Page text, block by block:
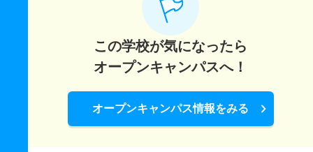
この学校が気になったら
オープンキャンパスへ！
オープンキャンパス情報をみる